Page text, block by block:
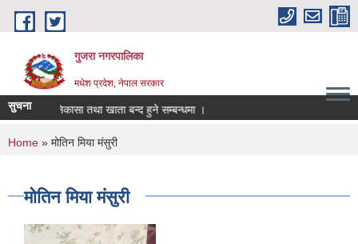
Skip to main content
गुजरा नगरपालिका
मधेश प्रदेश, नेपाल सरकार
सुचनानिकासा तथा खाता बन्द हुने सम्बन्धमा ।
You are here
Home » मोतिन मिया मंसुरी
मोतिन मिया मंसुरी